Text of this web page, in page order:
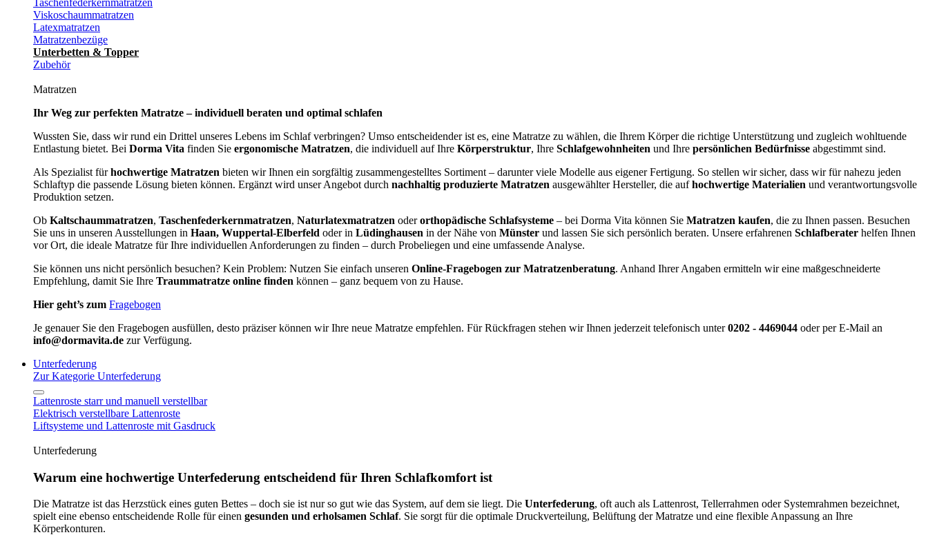
Taschenfederkernmatratzen
Viskoschaummatratzen
Latexmatratzen
Matratzenbezüge
Unterbetten & Topper
Zubehör
Matratzen
Ihr Weg zur perfekten Matratze – individuell beraten und optimal schlafen
Wussten Sie, dass wir rund ein Drittel unseres Lebens im Schlaf verbringen? Umso entscheidender ist es, eine Matratze zu wählen, die Ihrem Körper die richtige Unterstützung und zugleich wohltuende
Entlastung bietet. Bei Dorma Vita finden Sie ergonomische Matratzen, die individuell auf Ihre Körperstruktur, Ihre Schlafgewohnheiten und Ihre persönlichen Bedürfnisse abgestimmt sind.
Als Spezialist fürhochwertige Matratzen bieten wir Ihnen ein sorgfältig zusammengestelltes Sortiment – darunter viele Modelle aus eigener Fertigung. So stellen wir sicher, dass wir für nahezu jeden
Schlaftyp die passende Lösung bieten können. Ergänzt wird unser Angebot durch nachhaltig produzierte Matratzen ausgewählter Hersteller, die aufhochwertige Materialien und verantwortungsvolle
Produktion setzen.
Ob Kaltschaummatratzen, Taschenfederkernmatratzen, Naturlatexmatratzen oderorthopädische Schlafsysteme – bei Dorma Vita können Sie Matratzen kaufen, die zu Ihnen passen. Besuchen
Sie uns in unseren Ausstellungen in Haan, Wuppertal-Elberfeld oder in Lüdinghausen in der Nähe von Münster und lassen Sie sich persönlich beraten. Unsere erfahrenen Schlafberater helfen Ihnen
vor Ort, die ideale Matratze für Ihre individuellen Anforderungen zu finden – durch Probeliegen und eine umfassende Analyse.
Sie können uns nicht persönlich besuchen? Kein Problem: Nutzen Sie einfach unseren Online-Fragebogen zur Matratzenberatung. Anhand Ihrer Angaben ermitteln wir eine maßgeschneiderte
Empfehlung, damit Sie Ihre Traummatratze online finden können – ganz bequem von zu Hause.
Hier geht’s zum Fragebogen
Je genauer Sie den Fragebogen ausfüllen, desto präziser können wir Ihre neue Matratze empfehlen. Für Rückfragen stehen wir Ihnen jederzeit telefonisch unter0202 - 4469044 oder per E-Mail an
info@dormavita.de zur Verfügung.
Unterfederung
Zur Kategorie Unterfederung
Lattenroste starr und manuell verstellbar
Elektrisch verstellbare Lattenroste
Liftsysteme und Lattenroste mit Gasdruck
Unterfederung
Warum eine hochwertige Unterfederung entscheidend für Ihren Schlafkomfort ist
Die Matratze ist das Herzstück eines guten Bettes – doch sie ist nur so gut wie das System, auf dem sie liegt. Die Unterfederung, oft auch als Lattenrost, Tellerrahmen oder Systemrahmen bezeichnet,
spielt eine ebenso entscheidende Rolle für einen gesunden und erholsamen Schlaf. Sie sorgt für die optimale Druckverteilung, Belüftung der Matratze und eine flexible Anpassung an Ihre
Körperkonturen.